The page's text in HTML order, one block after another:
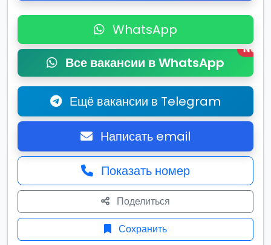
WhatsApp
Все вакансии в WhatsApp
New
Ещё вакансии в Telegram
Написать email
Показать номер
Поделиться
Сохранить